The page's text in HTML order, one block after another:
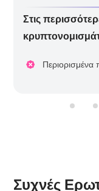
Στις
Μεγάλη
Απαιτητική
Συχνές